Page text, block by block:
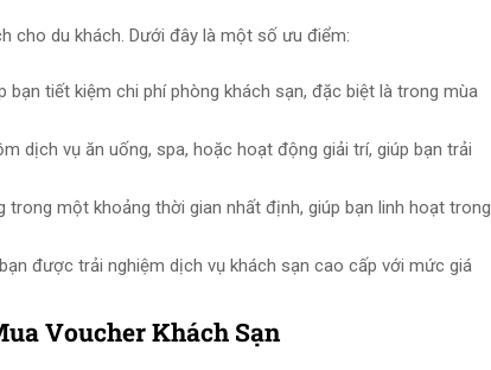
cho du khách. Dưới đây là một số ưu điểm:
bạn tiết kiệm chi phí phòng khách sạn, đặc biệt là trong mùa
dịch vụ ăn uống, spa, hoặc hoạt động giải trí, giúp bạn trải
một khoảng thời gian nhất định, giúp bạn linh hoạt trong
được trải nghiệm dịch vụ khách sạn cao cấp với mức giá
Voucher Khách Sạn